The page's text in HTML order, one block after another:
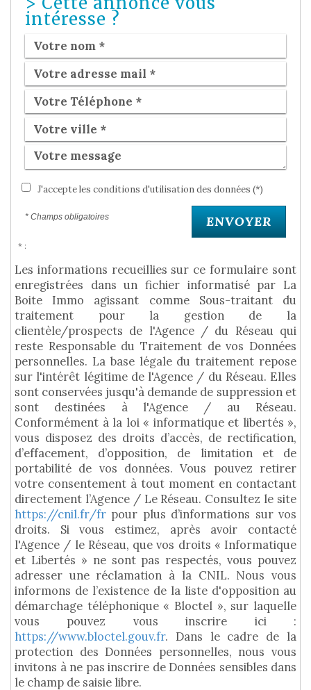
intéresse ?
J'accepte les conditions d'utilisation des données (*)
* Champs obligatoires ENVOYER
* :
Les informations recueillies sur ce formulaire sont
enregistrées dans un fichier informatisé par La
Boite Immo agissant comme Sous-traitant du
traitement pour la gestion de la
clientèle/prospects de l'Agence / du Réseau qui
reste Responsable du Traitement de vos Données
personnelles. La base légale du traitement repose
sur l'intérêt légitime de l'Agence / du Réseau. Elles
sont conservées jusqu'à demande de suppression et
sont destinées à l'Agence / au Réseau.
Conformément à la loi « informatique et libertés »,
vous disposez des droits d’accès, de rectification,
d’effacement, d’opposition, de limitation et de
portabilité de vos données. Vous pouvez retirer
votre consentement à tout moment en contactant
directement l’Agence / Le Réseau. Consultez le site
https://cnil.fr/fr pour plus d’informations sur vos
droits. Si vous estimez, après avoir contacté
l'Agence / le Réseau, que vos droits « Informatique
et Libertés » ne sont pas respectés, vous pouvez
adresser une réclamation à la CNIL. Nous vous
informons de l’existence de la liste d'opposition au
démarchage téléphonique « Bloctel », sur laquelle
vous pouvez vous inscrire ici :
https://www.bloctel.gouv.fr. Dans le cadre de la
protection des Données personnelles, nous vous
invitons à ne pas inscrire de Données sensibles dans
le champ de saisie libre.